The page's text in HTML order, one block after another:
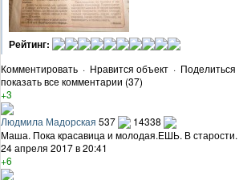
Рейтинг:
Комментировать · Нравится объект · Поделиться
показать все комментарии (37)
+3
Людмила Мадорская 537
14338
Маша. Пока красавица и молодая.ЕШЬ. В старости.
24 апреля 2017 в 20:41
+6